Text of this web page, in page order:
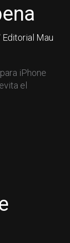
Editorial Mau
iPhone
el